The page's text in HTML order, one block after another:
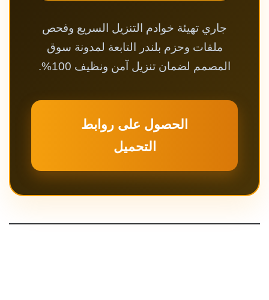
جاري تهيئة خوادم التنزيل السريع وفحص
ملفات وحزم بلندر التابعة لمدونة سوق
المصمم لضمان تنزيل آمن ونظيف 100%.
الحصول على روابط
التحميل